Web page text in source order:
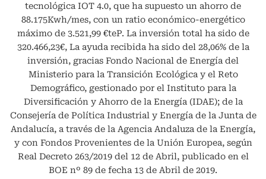
tecnológica IOT 4.0, que ha supuesto un ahorro de
88.175Kwh/mes, con un ratio económico-energético
máximo de 3.521,99 €teP. La inversión total ha sido de
320.466,23€, La ayuda recibida ha sido del 28,06% de la
inversión, gracias Fondo Nacional de Energía del
Ministerio para la Transición Ecológica y el Reto
Demográfico, gestionado por el Instituto para la
Diversificación y Ahorro de la Energía (IDAE); de la
Consejería de Política Industrial y Energía de la Junta de
Andalucía, a través de la Agencia Andaluza de la Energía,
y con Fondos Provenientes de la Unión Europea, según
Real Decreto 263/2019 del 12 de Abril, publicado en el
BOE nº 89 de fecha 13 de Abril de 2019.